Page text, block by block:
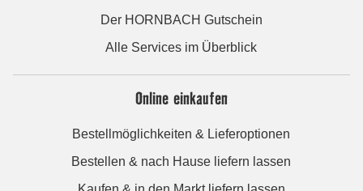
Der HORNBACH Gutschein
Alle Services im Überblick
Online einkaufen
Bestellmöglichkeiten & Lieferoptionen
Bestellen & nach Hause liefern lassen